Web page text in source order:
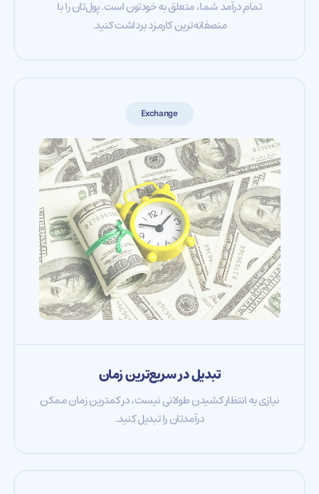
تمام درآمد شما، متعلق به خودتون است. پول‌تان را با
منصفانه‌ترین کارمزد برداشت کنید.
Exchange
تبدیل در سریع‌ترین زمان
نیازی به انتظار کشیدن طولانی نیست، در کمترین زمان ممکن
درآمدتان را تبدیل کنید.